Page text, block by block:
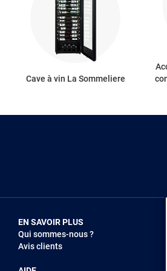
Cave à vin La Sommeliere
EN SAVOIR PLUS
Qui sommes-nous ?
Avis clients